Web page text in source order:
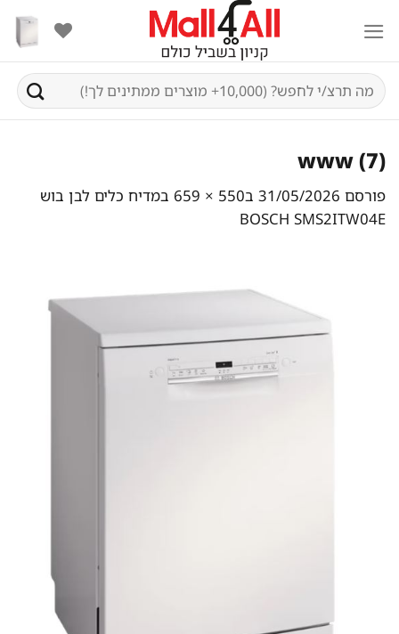
content
חיפוש
עבור:
www (7)
פורסם 31/05/2026 ב550 × 659 במדיח כלים לבן בוש
BOSCH SMS2ITW04E